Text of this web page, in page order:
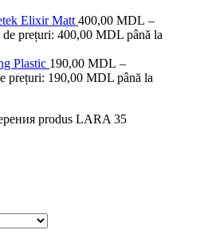
Elixir Matt 400,00 MDL –
prețuri: 400,00 MDL până la
Plastic 190,00 MDL –
prețuri: 190,00 MDL până la
produs LARA 35